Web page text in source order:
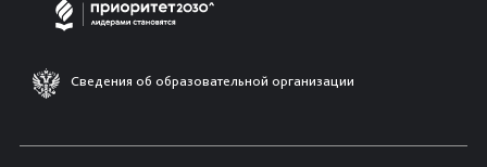
Сведения об образовательной организации